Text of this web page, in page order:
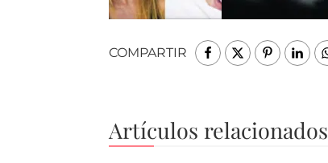
COMPARTIR
Artículos relacionados